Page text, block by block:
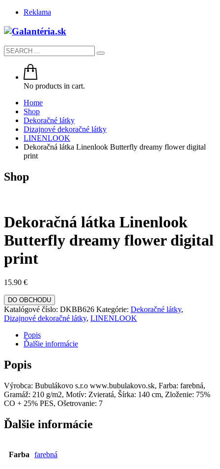
Reklama
No products in cart.
Home
Shop
Dekoračné látky
Dizajnové dekoračné látky
LINENLOOK
Dekoračná látka Linenlook Butterfly dreamy flower digital
print
Shop
Dekoračná látka Linenlook
Butterfly dreamy flower digital
print
15.90 €
DO OBCHODU
Katalógové číslo: DKBB626 Kategórie: Dekoračné látky,
Dizajnové dekoračné látky, LINENLOOK
Popis
Ďalšie informácie
Popis
Výrobca: Bubulákovo s.r.o www.bubulakovo.sk, Farba: farebná,
Gramáž: 210 g/m2, Motív: Zvieratá, Šírka: 140 cm, Zloženie: 75%
CO + 25% PES, Ošetrovanie: 7
Ďalšie informácie
Farba farebná